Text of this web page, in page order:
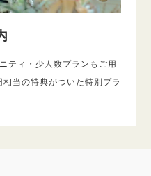
ティ・少人数プランもご用
当の特典がついた特別プラ